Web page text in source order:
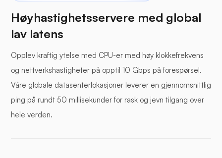
Høyhastighetsservere med global
lav latens
Opplev kraftig ytelse med CPU-er med høy klokkefrekvens
og nettverkshastigheter på opptil 10 Gbps på forespørsel.
Våre globale datasenterlokasjoner leverer en gjennomsnittlig
ping på rundt 50 millisekunder for rask og jevn tilgang over
hele verden.